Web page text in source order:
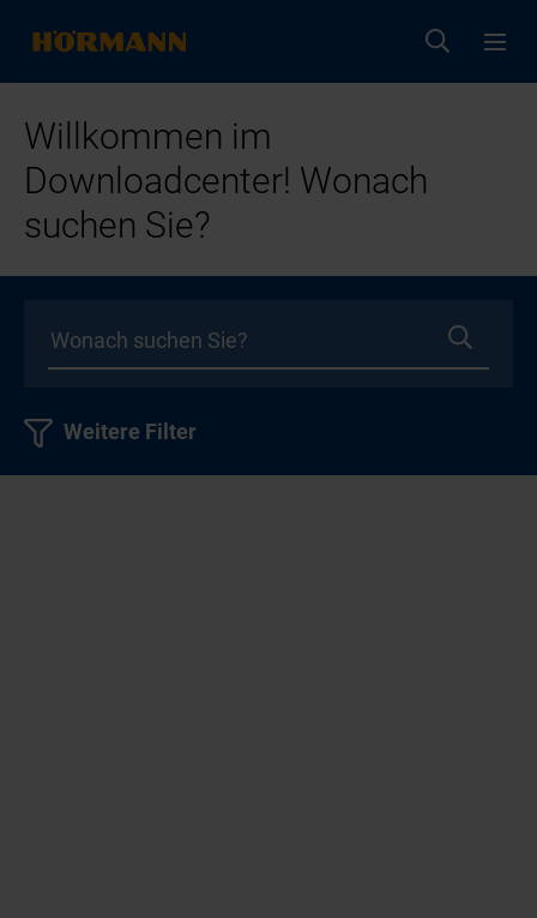
Willkommen im
Downloadcenter! Wonach
suchen Sie?
Weitere Filter